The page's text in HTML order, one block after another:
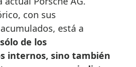
con sus
está a
de los
internos, sino también